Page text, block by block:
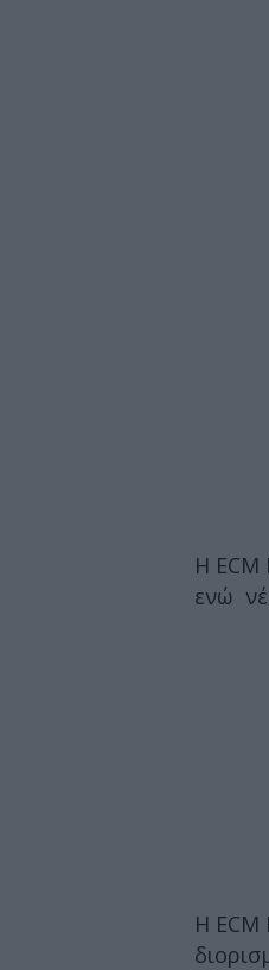
Η
ενώ
Η